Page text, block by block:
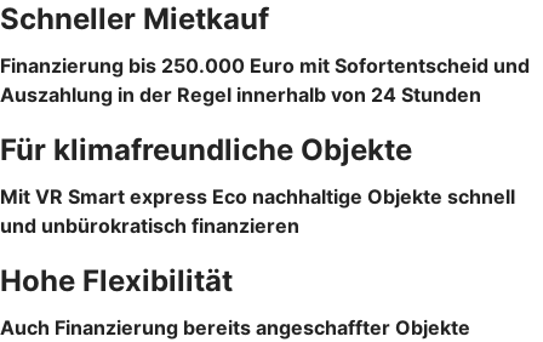
Schneller Mietkauf
Finanzierung bis 250.000 Euro mit Sofortentscheid und
Auszahlung in der Regel innerhalb von 24 Stunden
Für klimafreundliche Objekte
Mit VR Smart express Eco nachhaltige Objekte schnell
und unbürokratisch finanzieren
Hohe Flexibilität
Auch Finanzierung bereits angeschaffter Objekte